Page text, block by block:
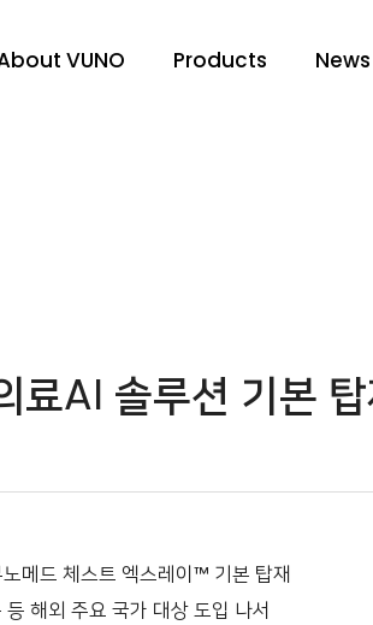
VUNO Products News
료AI 솔루션 기본
메드 체스트 엑스레이™ 기본 탑재
해외 주요 국가 대상 도입 나서